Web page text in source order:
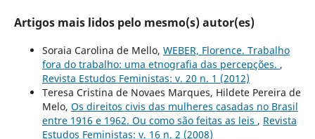
Artigos mais lidos pelo mesmo(s) autor(es)
Soraia Carolina de Mello, WEBER, Florence. Trabalho
fora do trabalho: uma etnografia das percepções. ,
Revista Estudos Feministas: v. 20 n. 1 (2012)
Teresa Cristina de Novaes Marques, Hildete Pereira de
Melo, Os direitos civis das mulheres casadas no Brasil
entre 1916 e 1962. Ou como são feitas as leis , Revista
Estudos Feministas: v. 16 n. 2 (2008)